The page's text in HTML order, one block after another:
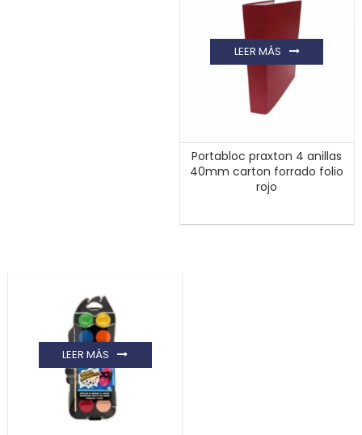
Portabloc praxton 4 anillas
40mm carton forrado folio
rojo
LEER MÁS
LEER MÁS